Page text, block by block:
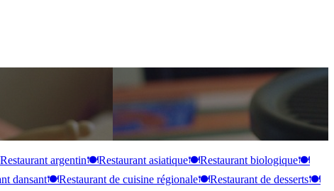
Restaurant argentin🍽️Restaurant asiatique🍽️Restaurant biologique🍽️
dansant🍽️Restaurant de cuisine régionale🍽️Restaurant de desserts🍽️